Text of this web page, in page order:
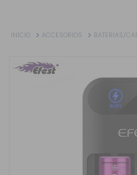
INICIO ACCESORIOS BATERIAS/